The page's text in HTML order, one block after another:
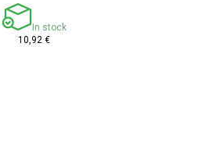
In stock
10,92 €